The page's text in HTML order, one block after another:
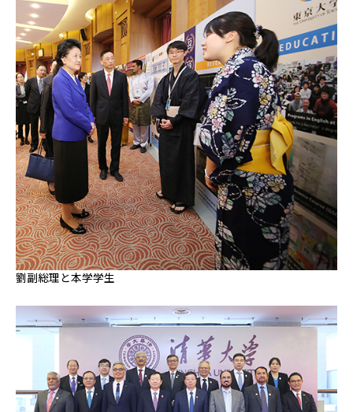
劉副総理と本学学生